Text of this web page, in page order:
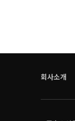
회사소개